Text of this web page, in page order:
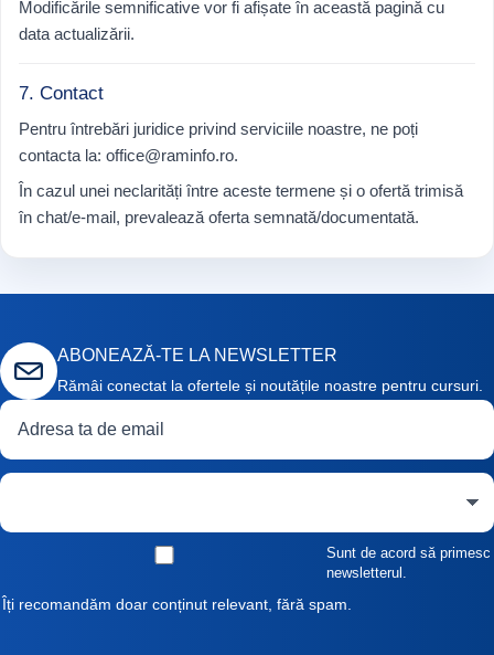
Modificările semnificative vor fi afișate în această pagină cu
data actualizării.
7. Contact
Pentru întrebări juridice privind serviciile noastre, ne poți
contacta la: office@raminfo.ro.
În cazul unei neclarități între aceste termene și o ofertă trimisă
în chat/e-mail, prevalează oferta semnată/documentată.
ABONEAZĂ-TE LA NEWSLETTER
Rămâi conectat la ofertele și noutățile noastre pentru cursuri.
Adresă de email
Curs de interes
Sunt de acord să primesc
newsletterul.
Îți recomandăm doar conținut relevant, fără spam.